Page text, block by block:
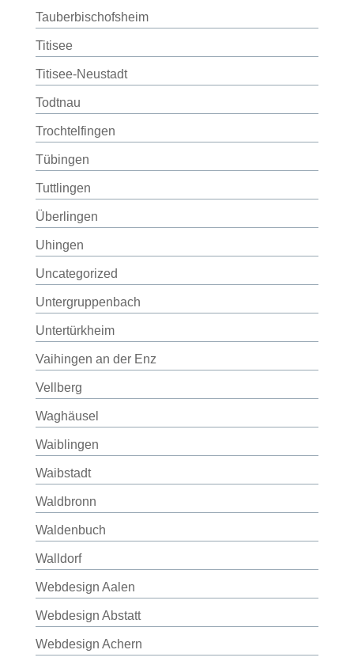
Tauberbischofsheim
Titisee
Titisee-Neustadt
Todtnau
Trochtelfingen
Tübingen
Tuttlingen
Überlingen
Uhingen
Uncategorized
Untergruppenbach
Untertürkheim
Vaihingen an der Enz
Vellberg
Waghäusel
Waiblingen
Waibstadt
Waldbronn
Waldenbuch
Walldorf
Webdesign Aalen
Webdesign Abstatt
Webdesign Achern